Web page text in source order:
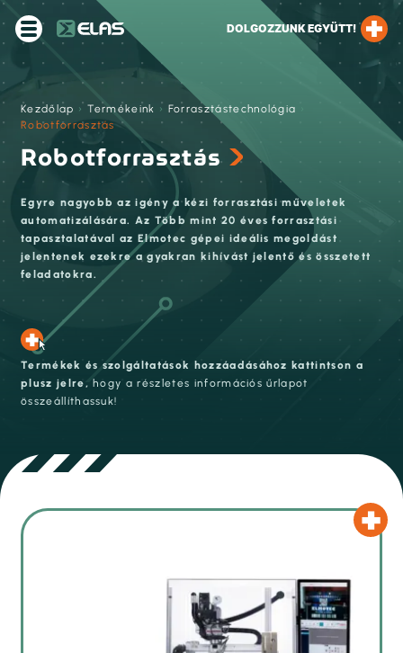
DOLGOZZUNK EGYÜTT!
Kezdőlap › Termékeink › Forrasztástechnológia
Robotforrasztás
Robotforrasztás
Egyre nagyobb az igény a kézi forrasztási műveletek
automatizálására. Az Több mint 20 éves forrasztási
tapasztalatával az Elmotec gépei ideális megoldást
jelentenek ezekre a gyakran kihívást jelentő és összetett
feladatokra.
Termékek és szolgáltatások hozzáadásához kattintson a
plusz jelre, hogy a részletes információs űrlapot
összeállíthassuk!